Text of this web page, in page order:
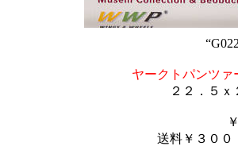
ヤークトパンツ
２２．５
送料￥３００